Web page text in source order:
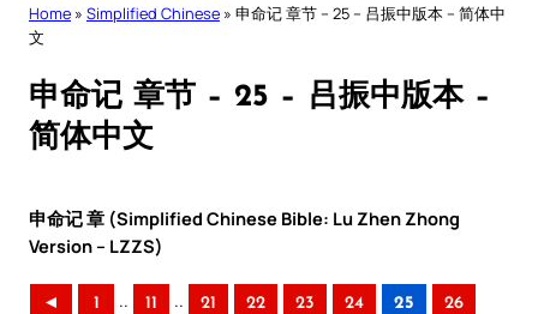
Home » Simplified Chinese » 申命记 章节 – 25 – 吕振中版本 – 简体中
文
申命记 章节 – 25 – 吕振中版本 –
简体中文
申命记 章 (Simplified Chinese Bible: Lu Zhen Zhong
Version – LZZS)
◄ 1 .. 11 .. 21 22 23 24 25 26